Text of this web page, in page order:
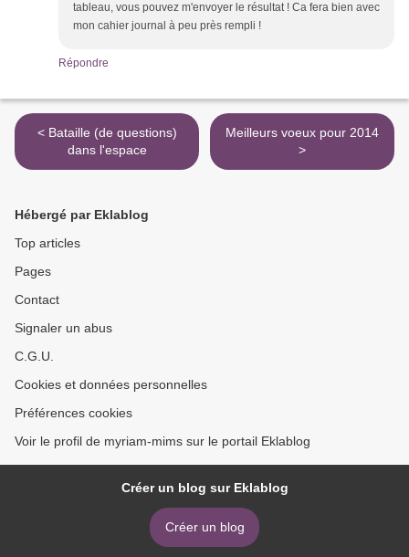
tableau, vous pouvez m'envoyer le résultat ! Ca fera bien avec
mon cahier journal à peu près rempli !
Répondre
< Bataille (de questions)
dans l'espace
Meilleurs voeux pour 2014
>
Hébergé par Eklablog
Top articles
Pages
Contact
Signaler un abus
C.G.U.
Cookies et données personnelles
Préférences cookies
Voir le profil de myriam-mims sur le portail Eklablog
Créer un blog sur Eklablog
Créer un blog